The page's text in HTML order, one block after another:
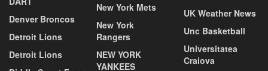
Denver Broncos
Detroit Lions
Detroit Lions
New York Mets
New York
Rangers
NEW YORK
YANKEES
UK Weather News
Unc Basketball
Universitatea
Craiova